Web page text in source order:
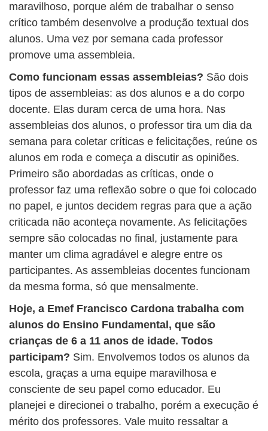
maravilhoso, porque além de trabalhar o senso
crítico também desenvolve a produção textual dos
alunos. Uma vez por semana cada professor
promove uma assembleia.
Como funcionam essas assembleias? São dois
tipos de assembleias: as dos alunos e a do corpo
docente. Elas duram cerca de uma hora. Nas
assembleias dos alunos, o professor tira um dia da
semana para coletar críticas e felicitações, reúne os
alunos em roda e começa a discutir as opiniões.
Primeiro são abordadas as críticas, onde o
professor faz uma reflexão sobre o que foi colocado
no papel, e juntos decidem regras para que a ação
criticada não aconteça novamente. As felicitações
sempre são colocadas no final, justamente para
manter um clima agradável e alegre entre os
participantes. As assembleias docentes funcionam
da mesma forma, só que mensalmente.
Hoje, a Emef Francisco Cardona trabalha com
alunos do Ensino Fundamental, que são
crianças de 6 a 11 anos de idade. Todos
participam? Sim. Envolvemos todos os alunos da
escola, graças a uma equipe maravilhosa e
consciente de seu papel como educador. Eu
planejei e direcionei o trabalho, porém a execução é
mérito dos professores. Vale muito ressaltar a